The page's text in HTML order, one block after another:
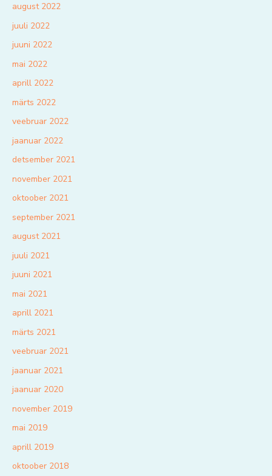
august 2022
juuli 2022
juuni 2022
mai 2022
aprill 2022
märts 2022
veebruar 2022
jaanuar 2022
detsember 2021
november 2021
oktoober 2021
september 2021
august 2021
juuli 2021
juuni 2021
mai 2021
aprill 2021
märts 2021
veebruar 2021
jaanuar 2021
jaanuar 2020
november 2019
mai 2019
aprill 2019
oktoober 2018